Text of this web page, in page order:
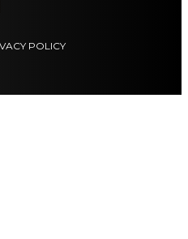
POLICY